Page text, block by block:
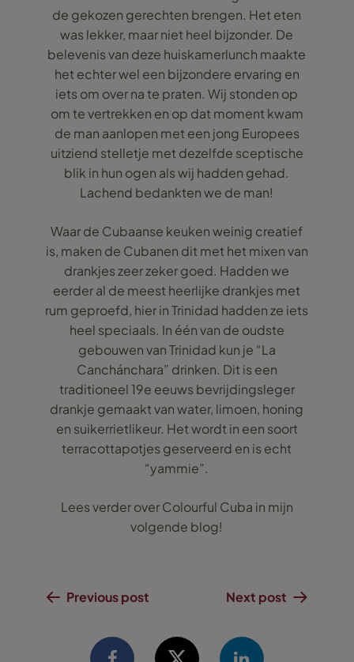
de gekozen gerechten brengen. Het eten
was lekker, maar niet heel bijzonder. De
belevenis van deze huiskamerlunch maakte
het echter wel een bijzondere ervaring en
iets om over na te praten. Wij stonden op
om te vertrekken en op dat moment kwam
de man aanlopen met een jong Europees
uitziend stelletje met dezelfde sceptische
blik in hun ogen als wij hadden gehad.
Lachend bedankten we de man!
Waar de Cubaanse keuken weinig creatief
is, maken de Cubanen dit met het mixen van
drankjes zeer zeker goed. Hadden we
eerder al de meest heerlijke drankjes met
rum geproefd, hier in Trinidad hadden ze iets
heel speciaals. In één van de oudste
gebouwen van Trinidad kun je “La
Canchánchara” drinken. Dit is een
traditioneel 19e eeuws bevrijdingsleger
drankje gemaakt van water, limoen, honing
en suikerrietlikeur. Het wordt in een soort
terracottapotjes geserveerd en is echt
“yammie”.
Lees verder over Colourful Cuba in mijn
volgende blog!
Previous post Next post